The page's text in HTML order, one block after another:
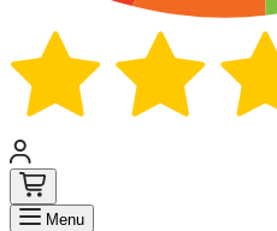
Menu Zoek